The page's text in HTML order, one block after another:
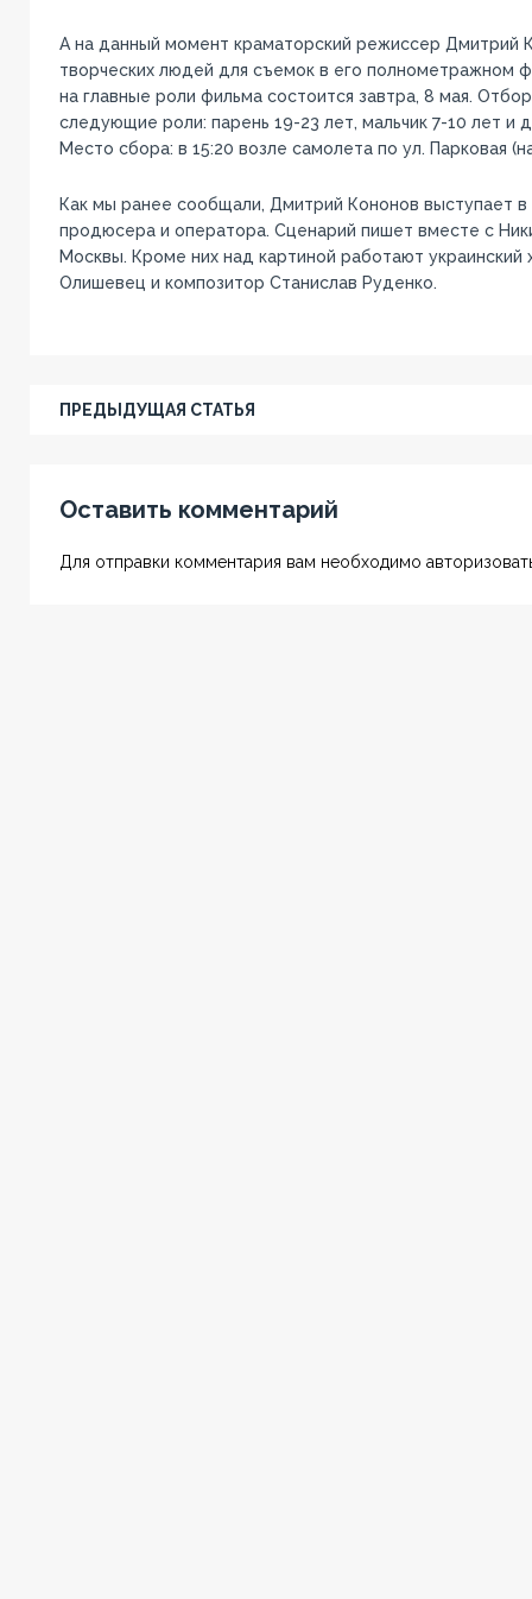
А на данный момент краматорский режиссер Дмитрий
творческих людей для съемок в его полнометражном
на главные роли фильма состоится завтра, 8 мая.
следующие роли: парень 19-23 лет, мальчик 7-10 лет и
Место сбора: в 15:20 возле самолета по ул. Парковая
Как мы ранее сообщали, Дмитрий Кононов выступает в
продюсера и оператора. Сценарий пишет вместе с
Москвы. Кроме них над картиной работают украинский
Олишевец и композитор Станислав Руденко.
ПРЕДЫДУЩАЯ СТАТЬЯ
Оставить комментарий
Для отправки комментария вам необходимо